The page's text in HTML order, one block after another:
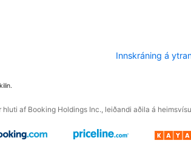
Innskráning á
hluti af Booking Holdings Inc., leiðandi aðila á